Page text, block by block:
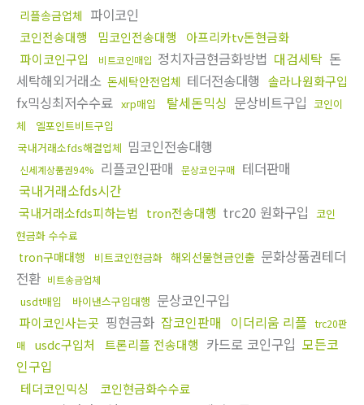
리플송금업체 파이코인
코인전송대행 밈코인전송대행
아프리카tv돈현금화
파이코인구입
비트코인매입 정치자금현금화방법 대검세탁 돈
세탁해외거래소 돈세탁안전업체 테더전송대행 솔라나원화구입
fx믹싱최저수수료 xrp매입 탈세돈믹싱 문상비트구입 코인이
체
엘포인트비트구입
국내거래소fds해결업체 밈코인전송대행
신세계상품권94% 리플코인판매 문상코인구매 테더판매
국내거래소fds시간
국내거래소fds피하는법 tron전송대행 trc20 원화구입 코인
현금화 수수료
tron구매대행 비트코인현금화 해외선물현금인출 문화상품권테더
전환 비트송금업체
usdt매입 바이낸스구입대행 문상코인구입
파이코인사는곳 핑현금화 잡코인판매 이더리움 리플
trc20판
매
usdc구입처 트론리플 전송대행 카드로 코인구입 모든코
인구입
테더코인믹싱 코인현금화수수료